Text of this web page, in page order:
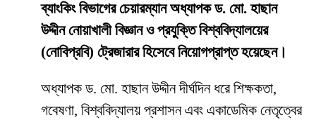
ব্যাংকিং বিভাগের চেয়ারম্যান অধ্যাপক ড. মো. হাছান
উদ্দীন নোয়াখালী বিজ্ঞান ও প্রযুক্তি বিশ্ববিদ্যালয়ের
(নোবিপ্রবি) ট্রেজারার হিসেবে নিয়োগপ্রাপ্ত হয়েছেন।
অধ্যাপক ড. মো. হাছান উদ্দীন দীর্ঘদিন ধরে শিক্ষকতা,
গবেষণা, বিশ্ববিদ্যালয় প্রশাসন এবং একাডেমিক নেতৃত্বের